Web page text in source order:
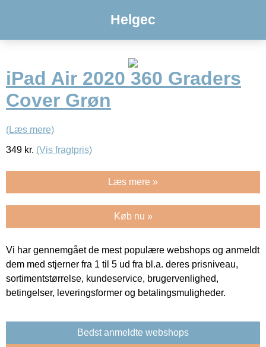
Helgec
iPad Air 2020 360 Graders
Cover Grøn
(Læs mere)
349 kr. (Vis fragtpris)
Læs mere »
Køb nu »
Vi har gennemgået de mest populære webshops og anmeldt
dem med stjerner fra 1 til 5 ud fra bl.a. deres prisniveau,
sortimentstørrelse, kundeservice, brugervenlighed,
betingelser, leveringsformer og betalingsmuligheder.
Bedst anmeldte webshops